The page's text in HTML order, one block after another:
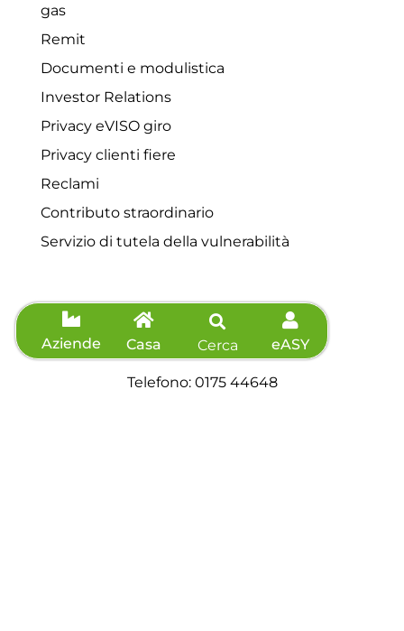
Aziende Casa Cerca eASY
gas
Remit
Documenti e modulistica
Investor Relations
Privacy eVISO giro
Privacy clienti fiere
Reclami
Contributo straordinario
Servizio di tutela della vulnerabilità
Contatti
Servizio clienti: 0175 44648
Telefono: 0175 44648